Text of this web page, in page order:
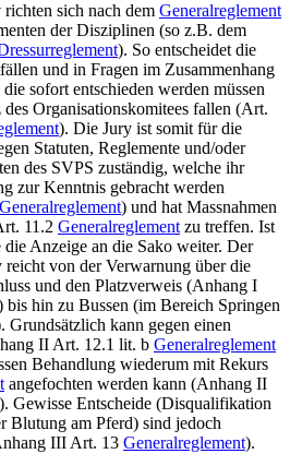
richten sich nach dem Generalreglement
der Disziplinen (so z.B. dem
). So entscheidet die
und in Fragen im Zusammenhang
sofort entschieden werden müssen
Organisationskomitees fallen (Art.
). Die Jury ist somit für die
Statuten, Reglemente und/oder
des SVPS zuständig, welche ihr
zur Kenntnis gebracht werden
Generalreglement) und hat Massnahmen
11.2 Generalreglement zu treffen. Ist
Anzeige an die Sako weiter. Der
reicht von der Verwarnung über die
und den Platzverweis (Anhang I
bis hin zu Bussen (im Bereich Springen
Grundsätzlich kann gegen einen
II Art. 12.1 lit. b Generalreglement
Behandlung wiederum mit Rekurs
angefochten werden kann (Anhang II
). Gewisse Entscheide (Disqualifikation
Blutung am Pferd) sind jedoch
III Art. 13 Generalreglement).